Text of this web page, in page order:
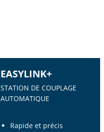
EASYLINK+
STATION DE COUPLAGE
AUTOMATIQUE
Rapide et précis